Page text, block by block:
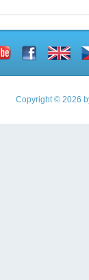
Copyright © 2026